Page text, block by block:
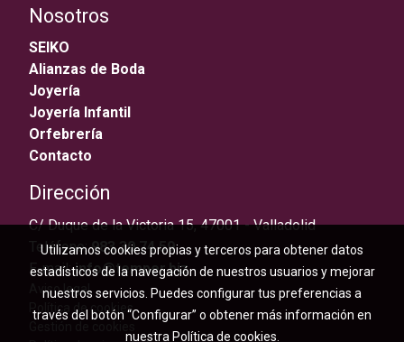
Nosotros
SEIKO
Alianzas de Boda
Joyería
Joyería Infantil
Orfebrería
Contacto
Dirección
C/ Duque de la Victoria 15, 47001 - Valladolid
Teléfono:983 30 74 59
E-mail:info@temper.biz
Aviso legal
Política de cookies
Utilizamos cookies propias y terceros para obtener datos
estadísticos de la navegación de nuestros usuarios y mejorar
nuestros servicios. Puedes configurar tus preferencias a
través del botón “Configurar” o obtener más información en
nuestra Política de cookies